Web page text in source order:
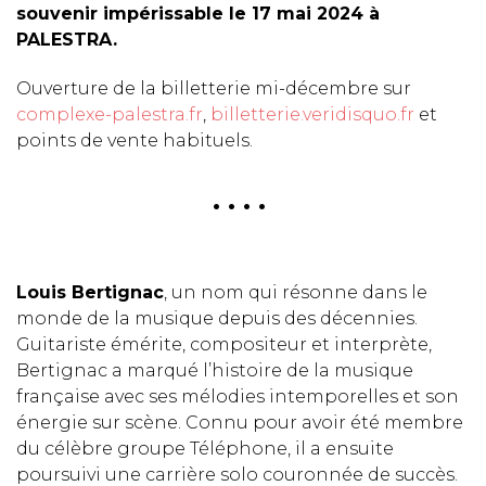
souvenir impérissable le 17 mai 2024 à
PALESTRA.
Ouverture de la billetterie mi-décembre sur
complexe-palestra.fr, billetterie.veridisquo.fr et
points de vente habituels.
. . . .
Louis Bertignac , un nom qui résonne dans le
monde de la musique depuis des décennies.
Guitariste émérite, compositeur et interprète,
Bertignac a marqué l’histoire de la musique
française avec ses mélodies intemporelles et son
énergie sur scène. Connu pour avoir été membre
du célèbre groupe Téléphone, il a ensuite
poursuivi une carrière solo couronnée de succès.